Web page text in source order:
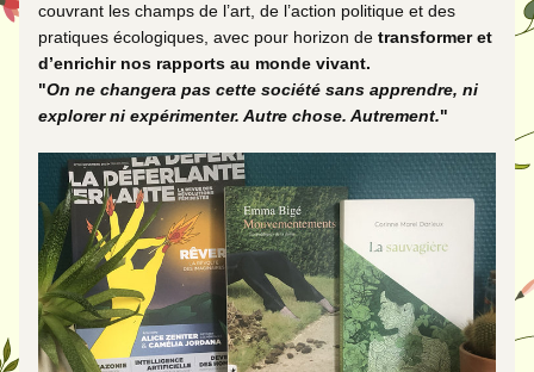
couvrant les champs de l’art, de l’action politique et des
pratiques écologiques, avec pour horizon de transformer et
d’enrichir nos rapports au monde vivant.
"On ne changera pas cette société sans apprendre, ni
explorer ni expérimenter. Autre chose. Autrement."